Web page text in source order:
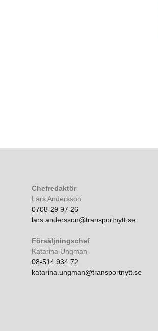
Chefredaktör
Lars Andersson
0708-29 97 26
lars.andersson@transportnytt.se
Försäljningschef
Katarina Ungman
08-514 934 72
katarina.ungman@transportnytt.se